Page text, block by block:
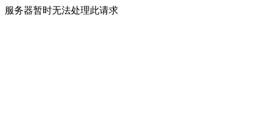
服务器暂时无法处理此请求